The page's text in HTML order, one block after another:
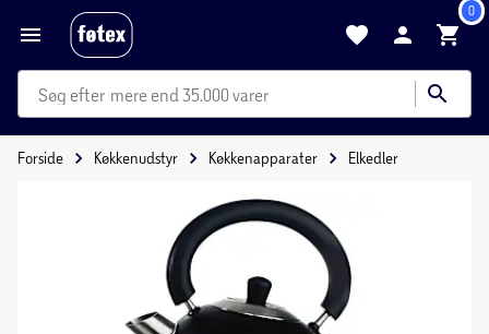
0
mere end 35.000 varer
Forside Køkkenudstyr Køkkenapparater Elkedler